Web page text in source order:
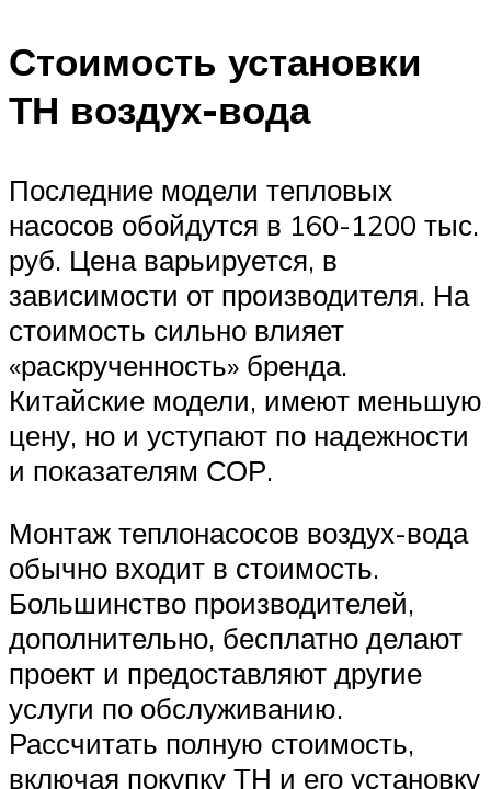
Стоимость установки
ТН воздух-вода
Последние модели тепловых
насосов обойдутся в 160-1200 тыс.
руб. Цена варьируется, в
зависимости от производителя. На
стоимость сильно влияет
«раскрученность» бренда.
Китайские модели, имеют меньшую
цену, но и уступают по надежности
и показателям СОР.
Монтаж теплонасосов воздух-вода
обычно входит в стоимость.
Большинство производителей,
дополнительно, бесплатно делают
проект и предоставляют другие
услуги по обслуживанию.
Рассчитать полную стоимость,
включая покупку ТН и его установку